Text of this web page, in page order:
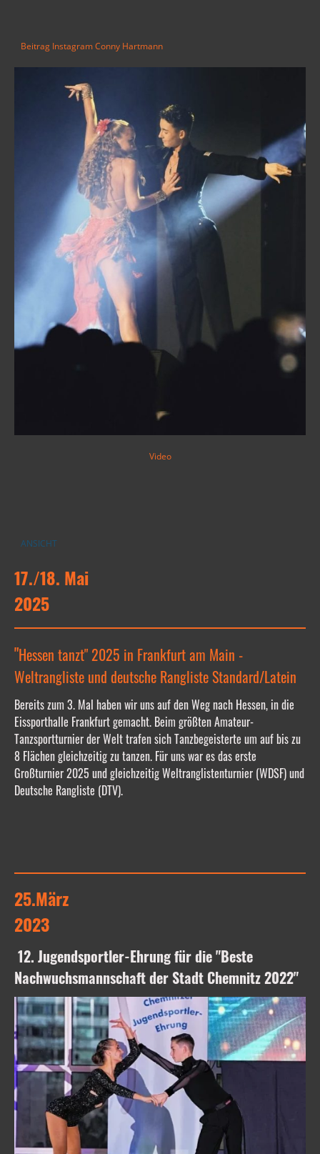
Beitrag Instagram Conny Hartmann
Video
ANSICHT
17./18. Mai
2025
"Hessen tanzt" 2025 in Frankfurt am Main -
Weltrangliste und deutsche Rangliste Standard/Latein
Bereits zum 3. Mal haben wir uns auf den Weg nach Hessen, in die
Eissporthalle Frankfurt gemacht. Beim größten Amateur-
Tanzsportturnier der Welt trafen sich Tanzbegeisterte um auf bis zu
8 Flächen gleichzeitig zu tanzen. Für uns war es das erste
Großturnier 2025 und gleichzeitig Weltranglistenturnier (WDSF) und
Deutsche Rangliste (DTV).
25.März
2023
12. Jugendsportler-Ehrung für die "Beste
Nachwuchsmannschaft der Stadt Chemnitz 2022"